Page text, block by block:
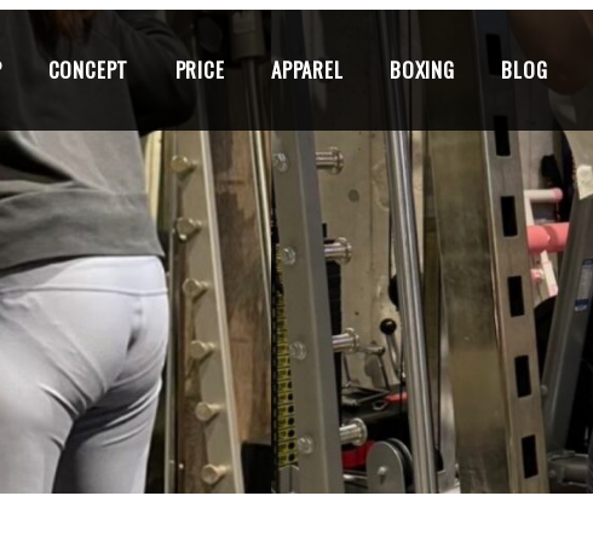
CONCEPT PRICE APPAREL BOXING BLOG